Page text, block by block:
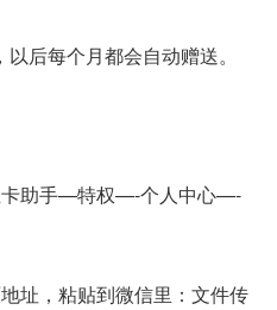
后每个月都会自动赠送。
卡助手—特权—-个人中心—-
址，粘贴到微信里：文件传